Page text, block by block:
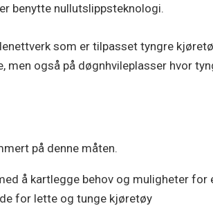
benytte nullutslippsteknologi.
som er tilpasset tyngre
men også på døgnhvileplasser hvor
på denne måten.
å kartlegge behov og muligheter for
for lette og tunge kjøretøy